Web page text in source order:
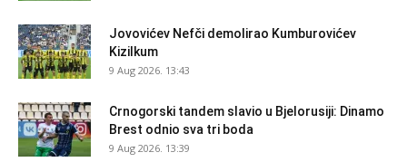
Jovovićev Nefči demolirao Kumburovićev
Kizilkum
9 Aug 2026. 13:43
Crnogorski tandem slavio u Bjelorusiji: Dinamo
Brest odnio sva tri boda
9 Aug 2026. 13:39